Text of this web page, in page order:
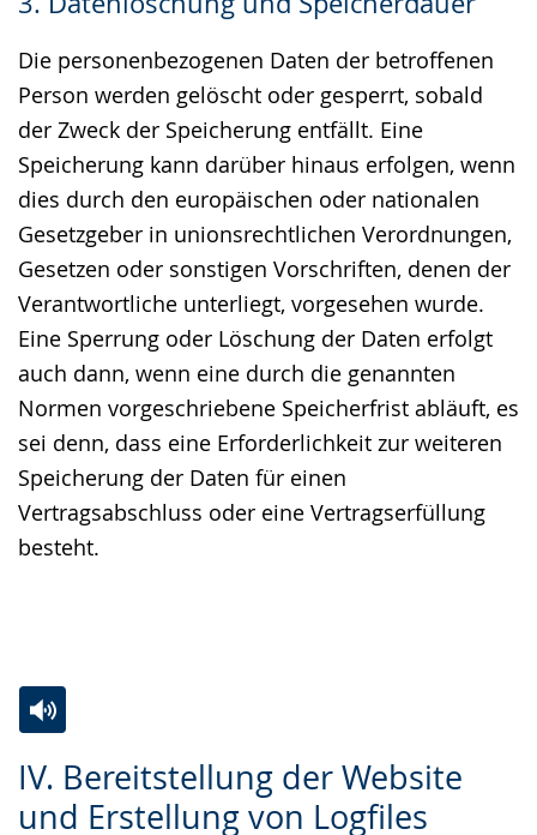
Die personenbezogenen Daten der betroffenen
Person werden gelöscht oder gesperrt, sobald
der Zweck der Speicherung entfällt. Eine
Speicherung kann darüber hinaus erfolgen, wenn
dies durch den europäischen oder nationalen
Gesetzgeber in unionsrechtlichen Verordnungen,
Gesetzen oder sonstigen Vorschriften, denen der
Verantwortliche unterliegt, vorgesehen wurde.
Eine Sperrung oder Löschung der Daten erfolgt
auch dann, wenn eine durch die genannten
Normen vorgeschriebene Speicherfrist abläuft, es
sei denn, dass eine Erforderlichkeit zur weiteren
Speicherung der Daten für einen
Vertragsabschluss oder eine Vertragserfüllung
besteht.
IV. Bereitstellung der Website
und Erstellung von Logfiles
Leichten
Sprache
Audio-
Unterstützung.
Video
in